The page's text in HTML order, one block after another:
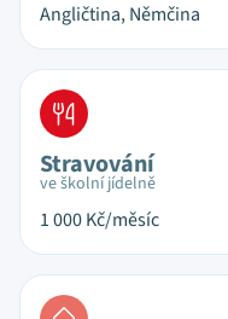
Angličtina, Němčina
Stravování
ve školní jídelně
1 000Kč/měsíc